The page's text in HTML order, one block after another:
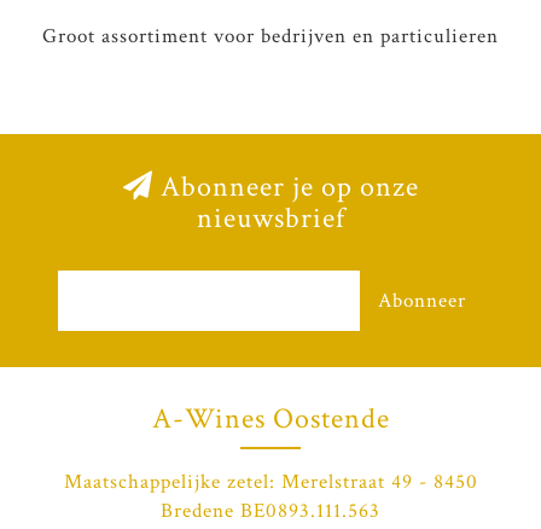
Groot assortiment voor bedrijven en particulieren
Abonneer je op onze
nieuwsbrief
Abonneer
A-Wines Oostende
Maatschappelijke zetel: Merelstraat 49 - 8450
Bredene BE0893.111.563